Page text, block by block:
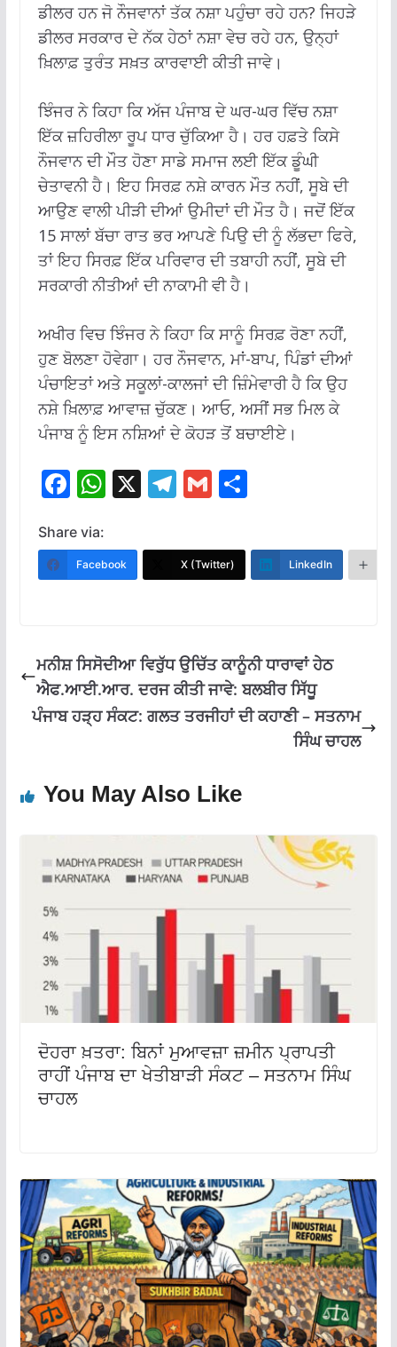
ਡੀਲਰ ਹਨ ਜੋ ਨੌਜਵਾਨਾਂ ਤੱਕ ਨਸ਼ਾ ਪਹੁੰਚਾ ਰਹੇ ਹਨ? ਜਿਹੜੇ
ਡੀਲਰ ਸਰਕਾਰ ਦੇ ਨੱਕ ਹੇਠਾਂ ਨਸ਼ਾ ਵੇਚ ਰਹੇ ਹਨ, ਉਨ੍ਹਾਂ
ਖ਼ਿਲਾਫ਼ ਤੁਰੰਤ ਸਖ਼ਤ ਕਾਰਵਾਈ ਕੀਤੀ ਜਾਵੇ।
ਝਿੰਜਰ ਨੇ ਕਿਹਾ ਕਿ ਅੱਜ ਪੰਜਾਬ ਦੇ ਘਰ-ਘਰ ਵਿੱਚ ਨਸ਼ਾ
ਇੱਕ ਜ਼ਹਿਰੀਲਾ ਰੂਪ ਧਾਰ ਚੁੱਕਿਆ ਹੈ। ਹਰ ਹਫ਼ਤੇ ਕਿਸੇ
ਨੌਜਵਾਨ ਦੀ ਮੌਤ ਹੋਣਾ ਸਾਡੇ ਸਮਾਜ ਲਈ ਇੱਕ ਡੂੰਘੀ
ਚੇਤਾਵਨੀ ਹੈ। ਇਹ ਸਿਰਫ਼ ਨਸ਼ੇ ਕਾਰਨ ਮੌਤ ਨਹੀਂ, ਸੂਬੇ ਦੀ
ਆਉਣ ਵਾਲੀ ਪੀੜੀ ਦੀਆਂ ਉਮੀਦਾਂ ਦੀ ਮੌਤ ਹੈ। ਜਦੋਂ ਇੱਕ
15 ਸਾਲਾਂ ਬੱਚਾ ਰਾਤ ਭਰ ਆਪਣੇ ਪਿਉ ਦੀ ਨੂੰ ਲੱਭਦਾ ਫਿਰੇ,
ਤਾਂ ਇਹ ਸਿਰਫ਼ ਇੱਕ ਪਰਿਵਾਰ ਦੀ ਤਬਾਹੀ ਨਹੀਂ, ਸੂਬੇ ਦੀ
ਸਰਕਾਰੀ ਨੀਤੀਆਂ ਦੀ ਨਾਕਾਮੀ ਵੀ ਹੈ।
ਅਖੀਰ ਵਿਚ ਝਿੰਜਰ ਨੇ ਕਿਹਾ ਕਿ ਸਾਨੂੰ ਸਿਰਫ਼ ਰੋਣਾ ਨਹੀਂ,
ਹੁਣ ਬੋਲਣਾ ਹੋਵੇਗਾ। ਹਰ ਨੌਜਵਾਨ, ਮਾਂ-ਬਾਪ, ਪਿੰਡਾਂ ਦੀਆਂ
ਪੰਚਾਇਤਾਂ ਅਤੇ ਸਕੂਲਾਂ-ਕਾਲਜਾਂ ਦੀ ਜ਼ਿੰਮੇਵਾਰੀ ਹੈ ਕਿ ਉਹ
ਨਸ਼ੇ ਖ਼ਿਲਾਫ਼ ਆਵਾਜ਼ ਚੁੱਕਣ। ਆਓ, ਅਸੀਂ ਸਭ ਮਿਲ ਕੇ
ਪੰਜਾਬ ਨੂੰ ਇਸ ਨਸ਼ਿਆਂ ਦੇ ਕੋਹੜ ਤੋਂ ਬਚਾਈਏ।
F
e
b
k
W
at
s
p
X T
e
gr
G
ai
l
S
ar
e
Share via:
Facebook X (Twitter) LinkedIn
ਮਨੀਸ਼ ਸਿਸੋਦੀਆ ਵਿਰੁੱਧ ਉਚਿੱਤ ਕਾਨੂੰਨੀ ਧਾਰਾਵਾਂ ਹੇਠ
ਐਫ.ਆਈ.ਆਰ. ਦਰਜ ਕੀਤੀ ਜਾਵੇ: ਬਲਬੀਰ ਸਿੱਧੂ
ਪੰਜਾਬ ਹੜ੍ਹ ਸੰਕਟ: ਗਲਤ ਤਰਜੀਹਾਂ ਦੀ ਕਹਾਣੀ – ਸਤਨਾਮ
ਸਿੰਘ ਚਾਹਲ
You May Also Like
ਦੋਹਰਾ ਖ਼ਤਰਾ: ਬਿਨਾਂ ਮੁਆਵਜ਼ਾ ਜ਼ਮੀਨ ਪ੍ਰਾਪਤੀ
ਰਾਹੀਂ ਪੰਜਾਬ ਦਾ ਖੇਤੀਬਾੜੀ ਸੰਕਟ – ਸਤਨਾਮ ਸਿੰਘ
ਚਾਹਲ